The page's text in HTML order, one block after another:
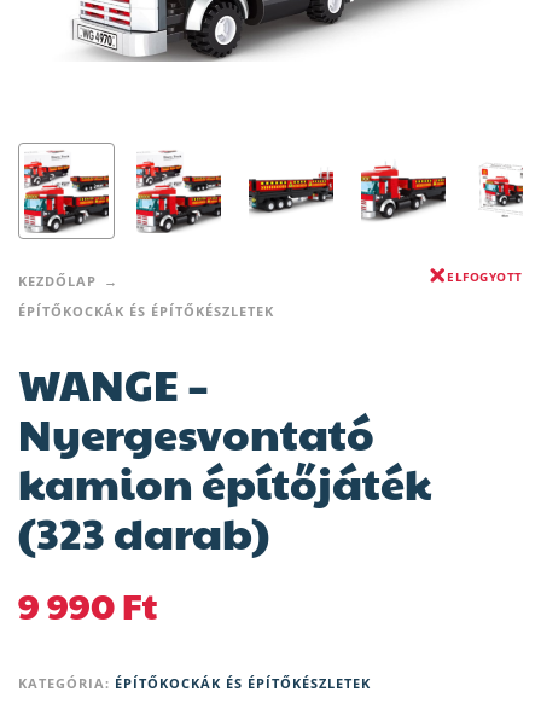
KEZDŐLAP
ÉPÍTŐKOCKÁK ÉS ÉPÍTŐKÉSZLETEK
ELFOGYOTT
WANGE –
Nyergesvontató
kamion építőjáték
(323 darab)
9 990Ft
KATEGÓRIA: ÉPÍTŐKOCKÁK ÉS ÉPÍTŐKÉSZLETEK